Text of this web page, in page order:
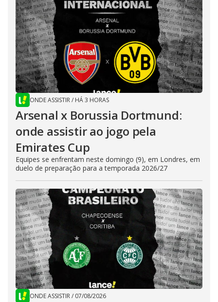
ONDE ASSISTIR/ HÁ 3 HORAS
Arsenal x Borussia Dortmund:
onde assistir ao jogo pela
Emirates Cup
Equipes se enfrentam neste domingo (9), em Londres, em
duelo de preparação para a temporada 2026/27
ONDE ASSISTIR/ 07/08/2026